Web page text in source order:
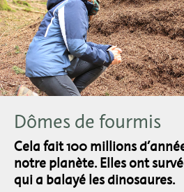
Dômes de fourmis
Cela fait 100 millions
notre planète. Elles ont
qui a balayé les dinosaures.